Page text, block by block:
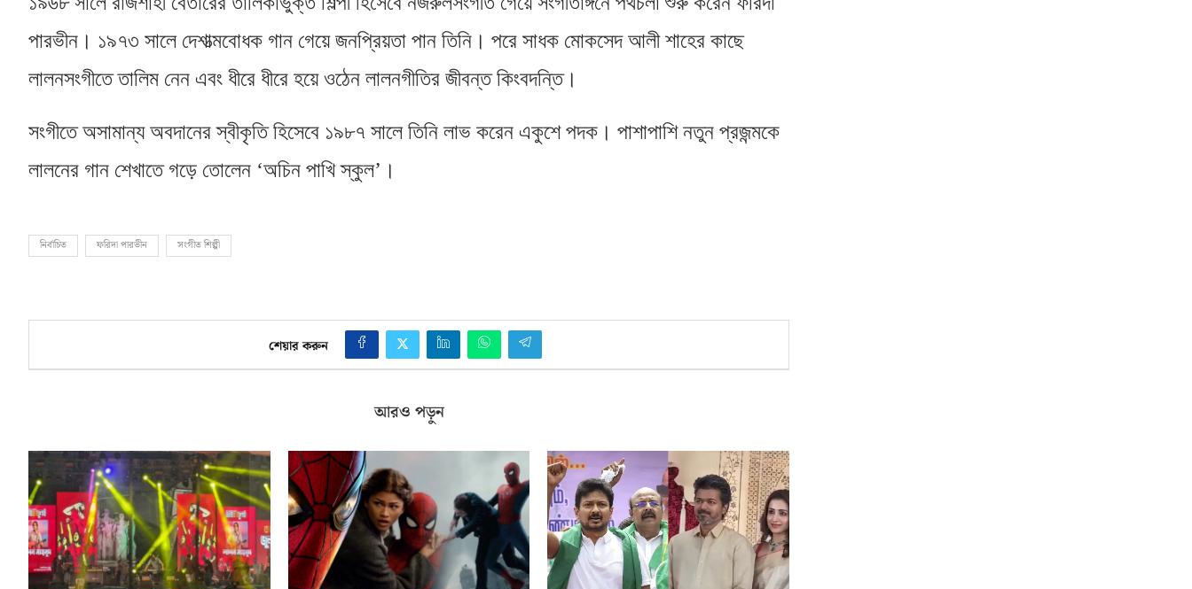
পারভীন। ১৯৭৩ সালে দেশাত্মবোধক গান গেয়ে জনপ্রিয়তা পান তিনি। পরে সাধক মোকসেদ আলী শাহের কাছে
লালনসংগীতে তালিম নেন এবং ধীরে ধীরে হয়ে ওঠেন লালনগীতির জীবন্ত কিংবদন্তি।
সংগীতে অসামান্য অবদানের স্বীকৃতি হিসেবে ১৯৮৭ সালে তিনি লাভ করেন একুশে পদক। পাশাপাশি নতুন প্রজন্মকে
লালনের গান শেখাতে গড়ে তোলেন ‘অচিন পাখি স্কুল’।
নির্বাচিত ফরিদা পারভীন সংগীত শিল্পী
শেয়ার করুন
আরও পড়ুন